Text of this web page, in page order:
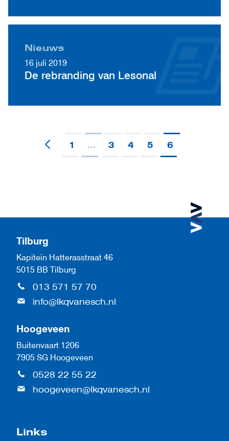
Nieuws
16 juli 2019
De rebranding van Lesonal
1 … 3 4 5 6
Tilburg
Kapitein Hatterasstraat 46
5015 BB Tilburg
013 571 57 70
info@lkqvanesch.nl
Hoogeveen
Buitenvaart 1206
7905 SG Hoogeveen
0528 22 55 22
hoogeveen@lkqvanesch.nl
Links